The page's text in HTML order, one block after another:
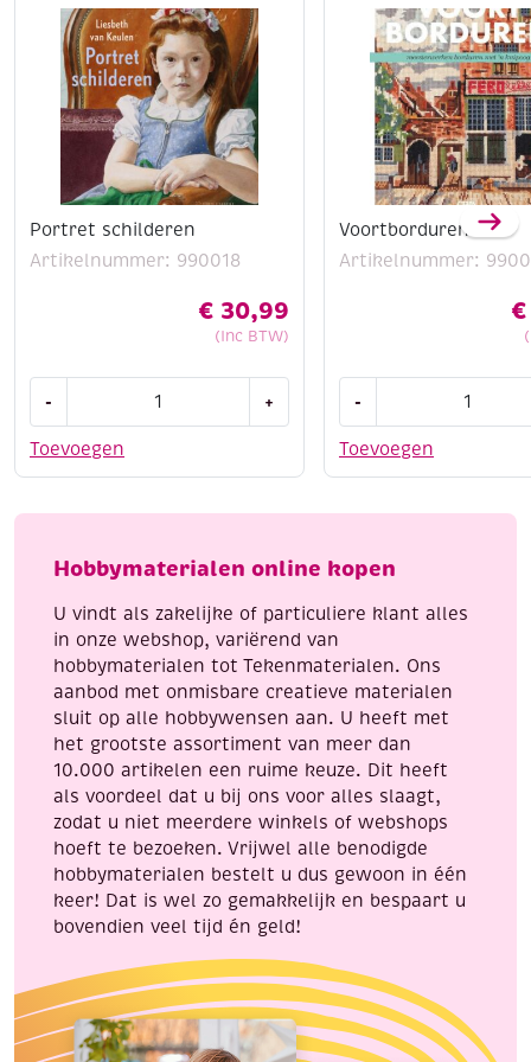
Portret schilderen
Artikelnummer: 990018
€ 30,99
(Inc BTW)
Toevoegen
-
aantal
+
Voortborduren
Artikelnummer:
€
Toevoegen
-
Hobbymaterialen online kopen
U vindt als zakelijke of particuliere klant alles
in onze webshop, variërend van
hobbymaterialen tot Tekenmaterialen. Ons
aanbod met onmisbare creatieve materialen
sluit op alle hobbywensen aan. U heeft met
het grootste assortiment van meer dan
10.000 artikelen een ruime keuze. Dit heeft
als voordeel dat u bij ons voor alles slaagt,
zodat u niet meerdere winkels of webshops
hoeft te bezoeken. Vrijwel alle benodigde
hobbymaterialen bestelt u dus gewoon in één
keer! Dat is wel zo gemakkelijk en bespaart u
bovendien veel tijd én geld!